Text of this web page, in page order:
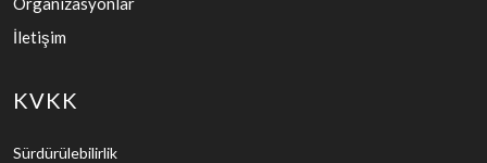
İletişim
KVKK
Sürdürülebilirlik